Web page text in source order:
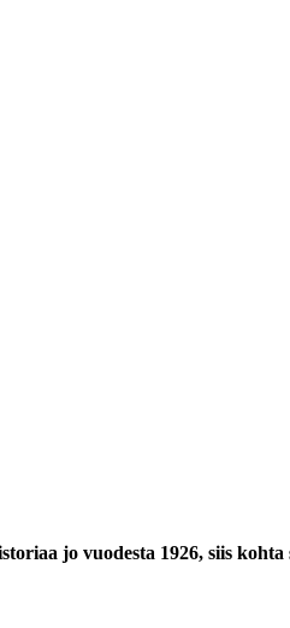
jo vuodesta 1926, siis